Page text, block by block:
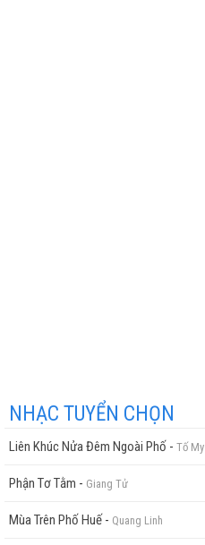
NHẠC TUYỂN CHỌN
Liên Khúc Nửa Đêm Ngoài Phố - Tố My
Phận Tơ Tằm - Giang Tử
Mùa Trên Phố Huế- Quang Linh